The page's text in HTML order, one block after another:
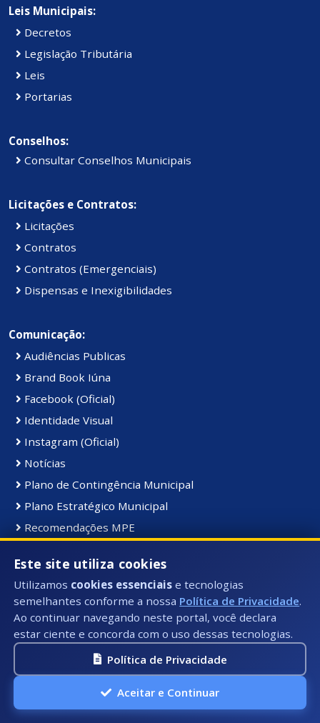
Leis Municipais:
Decretos
Legislação Tributária
Leis
Portarias
Conselhos:
Consultar Conselhos Municipais
Licitações e Contratos:
Licitações
Contratos
Contratos (Emergenciais)
Dispensas e Inexigibilidades
Comunicação:
Audiências Publicas
Brand Book Iúna
Facebook (Oficial)
Identidade Visual
Instagram (Oficial)
Notícias
Plano de Contingência Municipal
Plano Estratégico Municipal
Recomendações MPE
YouTube (Oficial)
Receitas:
Arrecadação das Receitas por Percentual
Legislação Tributária Municipal
Orçamento das Receitas
Receita Lançada
Este site utiliza cookies
Utilizamos cookies essenciais e tecnologias
semelhantes conforme a nossa Política de Privacidade.
Ao continuar navegando neste portal, você declara
estar ciente e concorda com o uso dessas tecnologias.
Política de Privacidade
Aceitar e Continuar